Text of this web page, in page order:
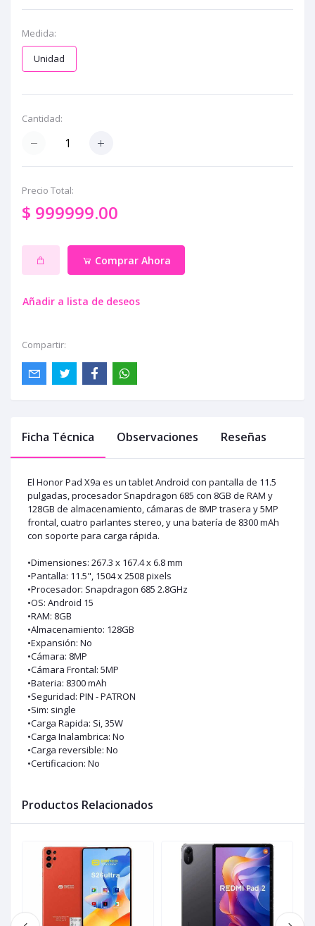
Medida:
Unidad
Cantidad:
Precio Total:
$ 999999.00
Comprar Ahora
Añadir a lista de deseos
Compartir:
Ficha Técnica Observaciones Reseñas
El Honor Pad X9a es un tablet Android con pantalla de 11.5
pulgadas, procesador Snapdragon 685 con 8GB de RAM y
128GB de almacenamiento, cámaras de 8MP trasera y 5MP
frontal, cuatro parlantes stereo, y una batería de 8300 mAh
con soporte para carga rápida.
•Dimensiones: 267.3 x 167.4 x 6.8 mm
•Pantalla: 11.5", 1504 x 2508 pixels
•Procesador: Snapdragon 685 2.8GHz
•OS: Android 15
•RAM: 8GB
•Almacenamiento: 128GB
•Expansión: No
•Cámara: 8MP
•Cámara Frontal: 5MP
•Bateria: 8300 mAh
•Seguridad: PIN - PATRON
•Sim: single
•Carga Rapida: Si, 35W
•Carga Inalambrica: No
•Carga reversible: No
•Certificacion: No
Productos Relacionados